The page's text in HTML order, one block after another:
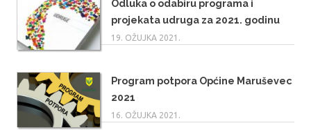
Odluka o odabiru programa i
projekata udruga za 2021. godinu
19. OŽUJKA 2021.
Program potpora Općine Maruševec
2021
16. OŽUJKA 2021.